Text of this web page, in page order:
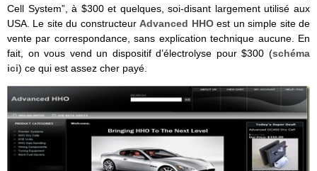
Cell System”, à $300 et quelques, soi-disant largement utilisé aux
USA. Le site du constructeurAdvanced HHOest un simple site de
vente par correspondance, sans explication technique aucune. En
fait, on vous vend un dispositif d’électrolyse pour $300 (schéma
ici) ce qui est assez cher payé.